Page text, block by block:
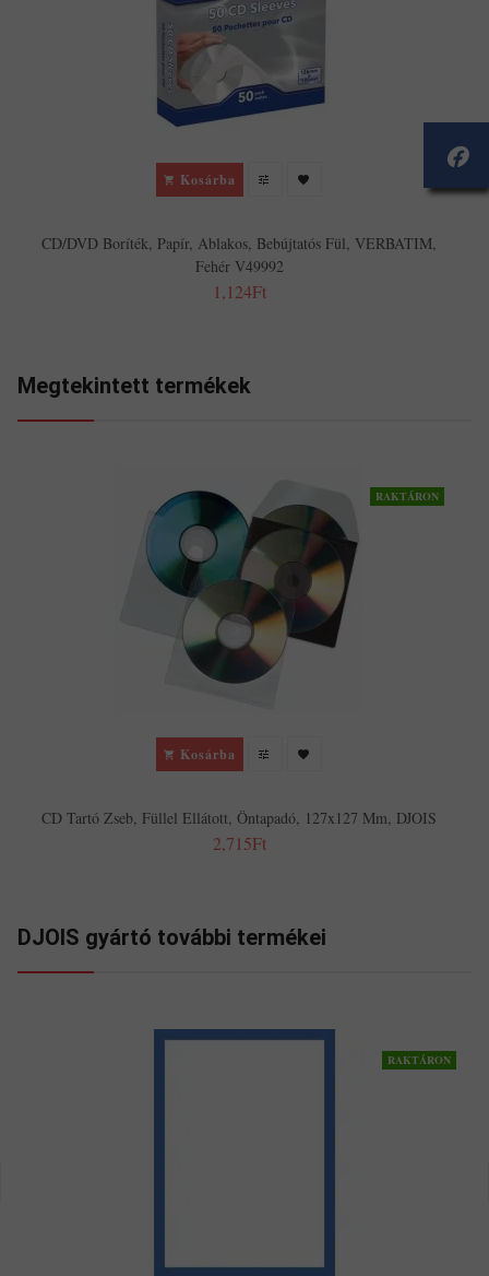
Kosárba
CD/DVD Boríték, Papír, Ablakos, Bebújtatós Fül, VERBATIM,
Fehér V49992
1,124Ft
Megtekintett termékek
RAKTÁRON
Kosárba
CD Tartó Zseb, Füllel Ellátott, Öntapadó, 127x127 Mm, DJOIS
2,715Ft
DJOIS gyártó további termékei
RAKTÁRON